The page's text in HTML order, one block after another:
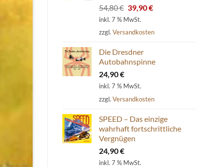
54,80€ Ursprünglicher
Preis
54,80 €
39,90€Aktueller
39,90 €.
inkl. 7 % MwSt.
zzgl. Versandkosten
Die Dresdner
Autobahnspinne
24,90€
inkl. 7 % MwSt.
zzgl. Versandkosten
SPEED – Das einzige
wahrhaft fortschrittliche
Vergnügen
24,90€
inkl. 7 % MwSt.